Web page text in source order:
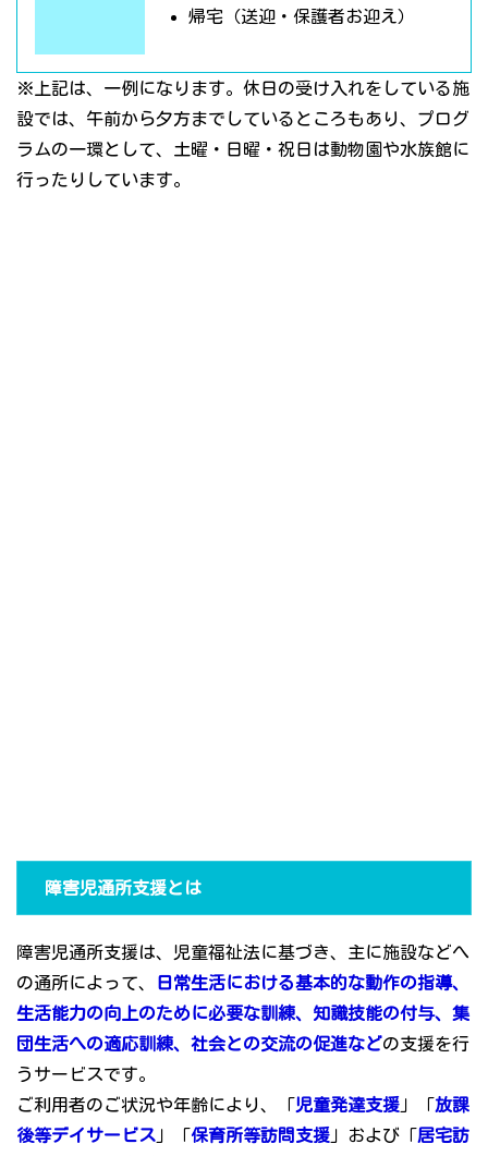
帰宅（送迎・保護者お迎え）
※上記は、一例になります。休日の受け入れをしている施
設では、午前から夕方までしているところもあり、プログ
ラムの一環として、土曜・日曜・祝日は動物園や水族館に
行ったりしています。
障害児通所支援とは
障害児通所支援は、児童福祉法に基づき、主に施設などへ
の通所によって、
日常生活における基本的な動作の指導、
生活能力の向上のために必要な訓練、知識技能の付与、集
団生活への適応訓練、社会との交流の促進などの支援を行
うサービスです。
ご利用者のご状況や年齢により、「児童発達支援 」「放課
後等デイサービス 」「保育所等訪問支援 」および「居宅訪